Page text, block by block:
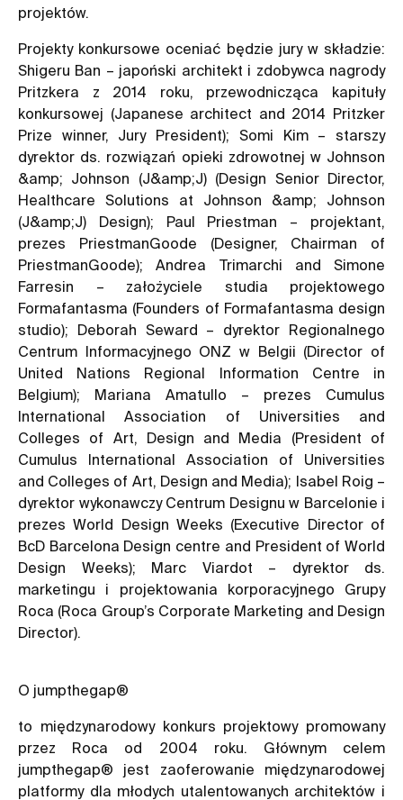
projektów.
Projekty konkursowe oceniać będzie jury w składzie:
Shigeru Ban – japoński architekt i zdobywca nagrody
Pritzkera z 2014 roku, przewodnicząca kapituły
konkursowej (Japanese architect and 2014 Pritzker
Prize winner, Jury President); Somi Kim – starszy
dyrektor ds. rozwiązań opieki zdrowotnej w Johnson
&amp; Johnson (J&amp;J) (Design Senior Director,
Healthcare Solutions at Johnson &amp; Johnson
(J&amp;J) Design); Paul Priestman – projektant,
prezes PriestmanGoode (Designer, Chairman of
PriestmanGoode); Andrea Trimarchi and Simone
Farresin – założyciele studia projektowego
Formafantasma (Founders of Formafantasma design
studio); Deborah Seward – dyrektor Regionalnego
Centrum Informacyjnego ONZ w Belgii (Director of
United Nations Regional Information Centre in
Belgium); Mariana Amatullo – prezes Cumulus
International Association of Universities and
Colleges of Art, Design and Media (President of
Cumulus International Association of Universities
and Colleges of Art, Design and Media); Isabel Roig –
dyrektor wykonawczy Centrum Designu w Barcelonie i
prezes World Design Weeks (Executive Director of
BcD Barcelona Design centre and President of World
Design Weeks); Marc Viardot – dyrektor ds.
marketingu i projektowania korporacyjnego Grupy
Roca (Roca Group’s Corporate Marketing and Design
Director).
O jumpthegap®
to międzynarodowy konkurs projektowy promowany
przez Roca od 2004 roku. Głównym celem
jumpthegap® jest zaoferowanie międzynarodowej
platformy dla młodych utalentowanych architektów i